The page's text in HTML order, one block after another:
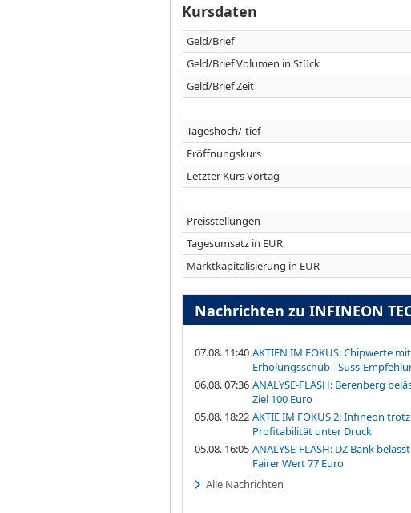
Kursdaten
Geld/Brief
Geld/Brief Volumen in Stück
Geld/Brief Zeit
Tageshoch/-tief
Eröffnungskurs
Letzter Kurs Vortag
Preisstellungen
Tagesumsatz in EUR
Marktkapitalisierung in EUR
Nachrichten zu INFINEON
07.08. 11:40 AKTIEN IM FOKUS: Chipwerte
Erholungsschub - Suss-
06.08. 07:36 ANALYSE-FLASH: Berenberg
Ziel 100 Euro
05.08. 18:22 AKTIE IM FOKUS 2: Infineon
Profitabilität unter Druck
05.08. 16:05 ANALYSE-FLASH: DZ Bank
Fairer Wert 77 Euro
Alle Nachrichten